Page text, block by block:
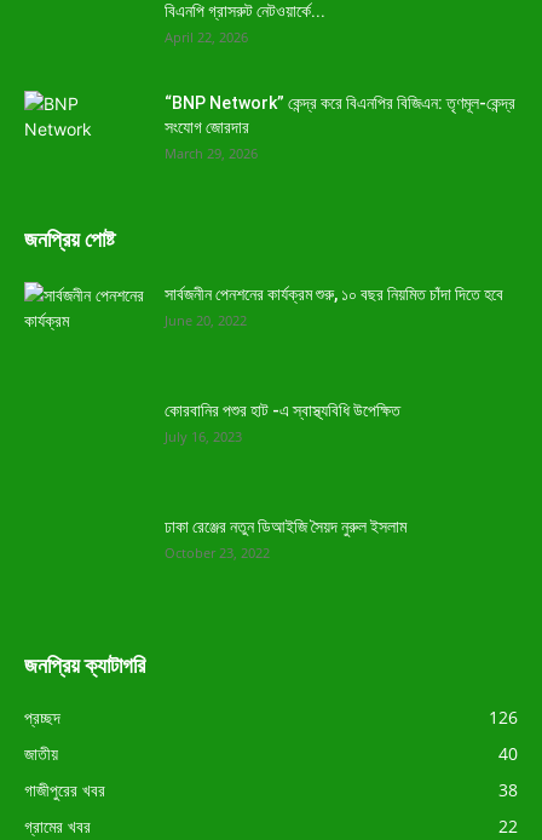
বিএনপি গ্রাসরুট নেটওয়ার্কে...
April 22, 2026
“BNP Network” কেন্দ্র করে বিএনপির বিজিএন: তৃণমূল-কেন্দ্র
সংযোগ জোরদার
March 29, 2026
জনপ্রিয় পোষ্ট
সার্বজনীন পেনশনের কার্যক্রম শুরু, ১০ বছর নিয়মিত চাঁদা দিতে হবে
June 20, 2022
কোরবানির পশুর হাট -এ স্বাস্থ্যবিধি উপেক্ষিত
July 16, 2023
ঢাকা রেঞ্জের নতুন ডিআইজি সৈয়দ নুরুল ইসলাম
October 23, 2022
জনপ্রিয় ক্যাটাগরি
প্রচ্ছদ
126
জাতীয়
40
গাজীপুরের খবর
38
গ্রামের খবর
22